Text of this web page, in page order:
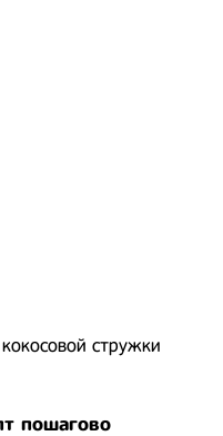
стружки
пошагово